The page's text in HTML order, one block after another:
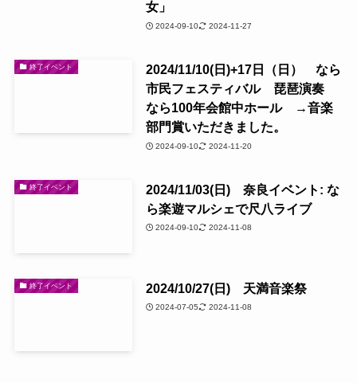
女」
2024-09-10 2024-11-27
終了イベント
2024/11/10(日)+17日（日） なら
市民フェスティバル 琵琶演奏
なら100年会館中ホール →音楽
部門賞いただきました。
2024-09-10 2024-11-20
終了イベント
2024/11/03(日) 奈良イベント: な
ら楽遊マルシェで尺八ライブ
2024-09-10 2024-11-08
終了イベント 2024/10/27(日) 天満音楽祭
2024-07-05 2024-11-08